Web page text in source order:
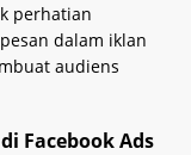
perhatian
dalam iklan
audiens
Facebook Ads